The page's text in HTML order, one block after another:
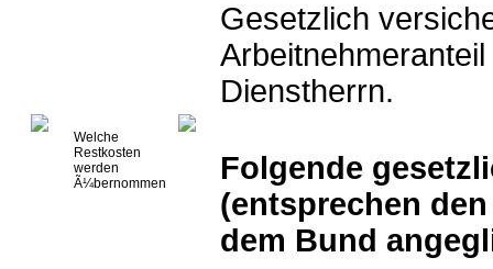
Gesetzlich
Dienstherrn.
Welche
Restkosten
werden
Ã¼bernommen
Folgende
(entsprechen
dem Bund